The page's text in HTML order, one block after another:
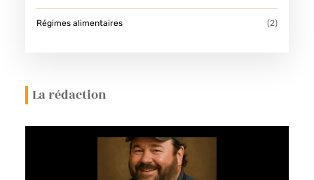
Régimes alimentaires (2)
La rédaction